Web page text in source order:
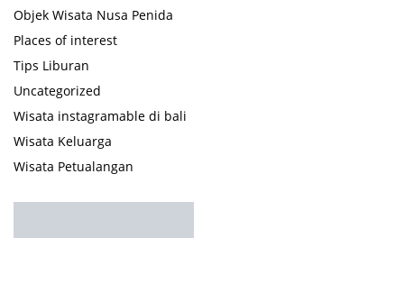
Objek Wisata Nusa Penida
Places of interest
Tips Liburan
Uncategorized
Wisata instagramable di bali
Wisata Keluarga
Wisata Petualangan